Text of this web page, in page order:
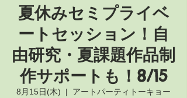
夏休みセミプライベ
ートセッション！自
由研究・夏課題作品制
作サポートも！8/15
8月15日(木)
  |
アートパーティトーキョー